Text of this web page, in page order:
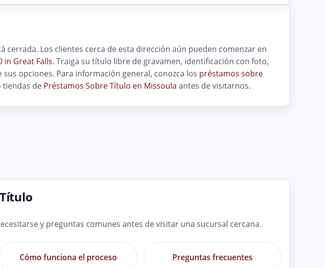
cerrada. Los clientes cerca de esta dirección aún pueden comenzar en
in Great Falls. Traiga su título libre de gravamen, identificación con foto,
opciones. Para información general, conozca los préstamos sobre
tiendas de Préstamos Sobre Título en Missoula antes de visitarnos.
y preguntas comunes antes de visitar una sucursal cercana.
Cómo funciona el proceso Preguntas frecuentes